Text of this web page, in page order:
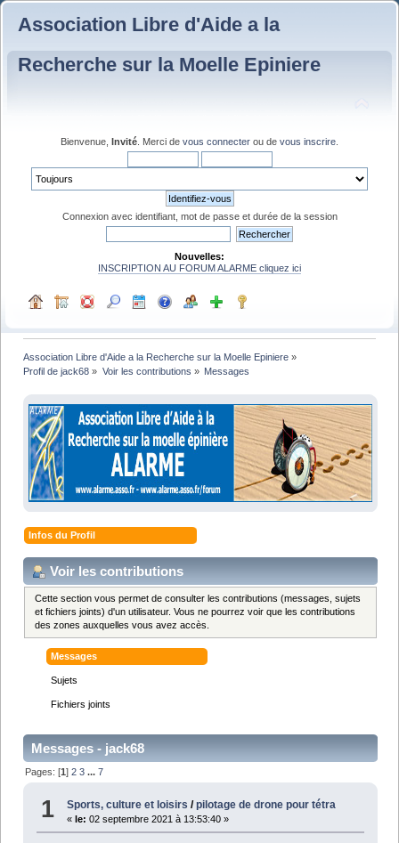
Association Libre d'Aide a la
Recherche sur la Moelle Epiniere
Bienvenue, Invité . Merci de vous connecter ou de vous inscrire
Connexion avec identifiant, mot de passe et durée de la session
Nouvelles:
INSCRIPTION AU FORUM ALARME cliquez ici
Association Libre d'Aide a la Recherche sur la Moelle Epiniere »
Profil de jack68 » Voir les contributions » Messages
Infos du Profil
Voir les contributions
Cette section vous permet de consulter les contributions (messages, sujets
et fichiers joints) d'un utilisateur. Vous ne pourrez voir que les contributions
des zones auxquelles vous avez accès.
Messages
Sujets
Fichiers joints
Messages - jack68
Pages: [1]2 3 ...7
1 Sports, culture et loisirs /pilotage de drone pour tétra
«le: 02 septembre 2021 à 13:53:40 »